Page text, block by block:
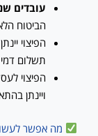
עובדים
הביטוח
הפיצוי
תשלום
הפיצוי
ויינתן
מה אפשר